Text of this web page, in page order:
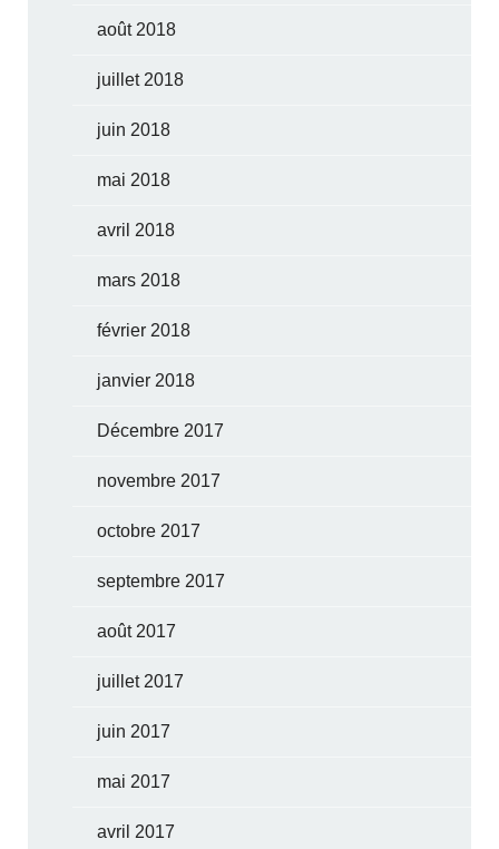
août 2018
juillet 2018
juin 2018
mai 2018
avril 2018
mars 2018
février 2018
janvier 2018
Décembre 2017
novembre 2017
octobre 2017
septembre 2017
août 2017
juillet 2017
juin 2017
mai 2017
avril 2017